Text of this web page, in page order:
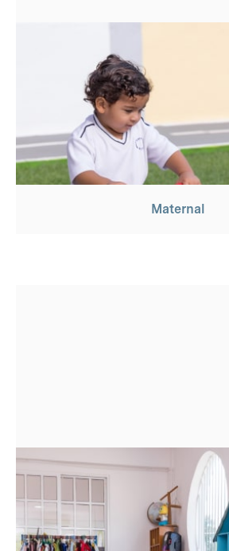
Maternal